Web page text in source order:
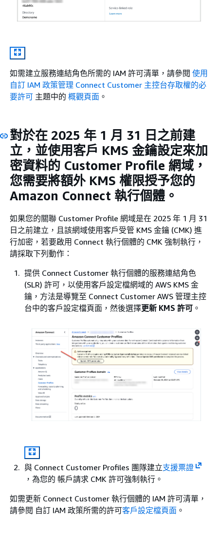
如需建立服務連結角色所需的 IAM 許可清單，請參閱 使用
自訂 IAM 政策管理 Connect Customer 主控台存取權的必
要許可 主題中的 概觀頁面 。
對於在 2025 年 1 月 31 日之前建
立，並使用客戶 KMS 金鑰設定來加
密資料的 Customer Profile 網域，
您需要將額外 KMS 權限授予您的
Amazon Connect 執行個體。
如果您的關聯 Customer Profile 網域是在 2025 年 1 月 31
日之前建立，且該網域使用客戶受管 KMS 金鑰 (CMK) 進
行加密，若要啟用 Connect 執行個體的 CMK 強制執行，
請採取下列動作：
提供 Connect Customer 執行個體的服務連結角色
(SLR) 許可，以使用客戶設定檔網域的 AWS KMS 金
鑰，方法是導覽至 Connect Customer AWS 管理主控
台中的客戶設定檔頁面，然後選擇更新 KMS 許可 。
與 Connect Customer Profiles 團隊建立支援票證
，為您的 帳戶請求 CMK 許可強制執行。
如需更新 Connect Customer 執行個體的 IAM 許可清單，
請參閱 自訂 IAM 政策所需的許可客戶設定檔頁面 。